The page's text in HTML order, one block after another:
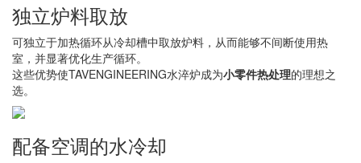
独立炉料取放
可独立于加热循环从冷却槽中取放炉料，从而能够不间断使用热
室，并显著优化生产循环。
这些优势使TAVENGINEERING水淬炉成为小零件热处理的理想之
选。
配备空调的水冷却